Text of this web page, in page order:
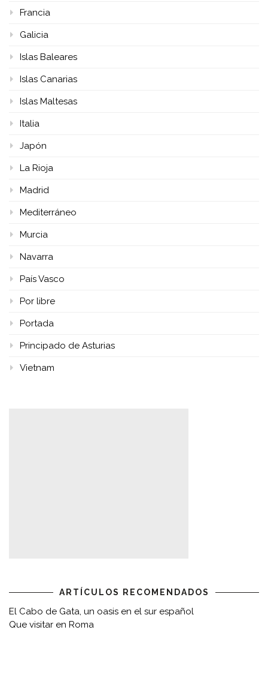
Francia
Galicia
Islas Baleares
Islas Canarias
Islas Maltesas
Italia
Japón
La Rioja
Madrid
Mediterráneo
Murcia
Navarra
País Vasco
Por libre
Portada
Principado de Asturias
Vietnam
ARTÍCULOS RECOMENDADOS
El Cabo de Gata, un oasis en el sur español
Que visitar en Roma